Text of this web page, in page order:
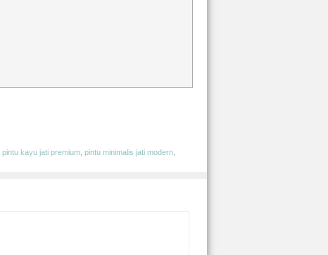
pintu kayu jati premium, pintu minimalis jati modern,